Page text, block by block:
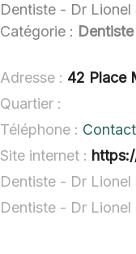
Dentiste - Dr Lionel
Catégorie : Dentiste
Adresse : 42 Place
Quartier :
Téléphone :
Site internet :
Dentiste - Dr Lionel
Dentiste - Dr Lionel